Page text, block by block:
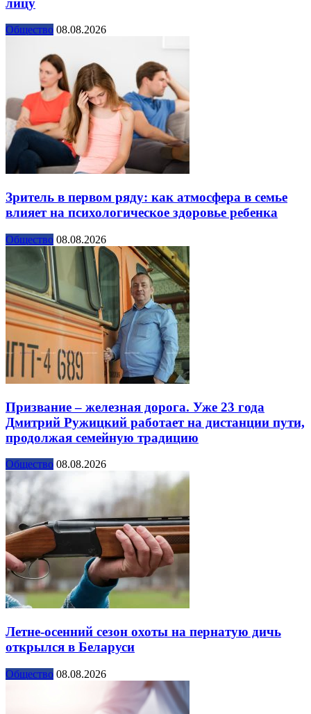
Общество 08.08.2026
Зритель в первом ряду: как атмосфера в семье
влияет на психологическое здоровье ребенка
Общество 08.08.2026
Призвание – железная дорога. Уже 23 года
Дмитрий Ружицкий работает на дистанции пути,
продолжая семейную традицию
Общество 08.08.2026
Летне-осенний сезон охоты на пернатую дичь
открылся в Беларуси
Общество 08.08.2026